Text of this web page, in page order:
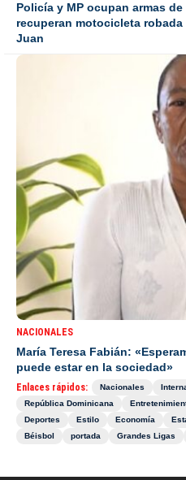
Policía y MP ocupan armas
recuperan motocicleta
Juan
NACIONALES
María Teresa Fabián:
puede estar en la sociedad»
Enlaces rápidos: Nacionales
República Dominicana
Deportes
Estilo Economía
Béisbol
portada Grandes Ligas